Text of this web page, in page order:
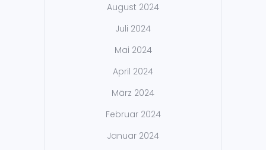
August 2024
Juli 2024
Mai 2024
April 2024
März 2024
Februar 2024
Januar 2024